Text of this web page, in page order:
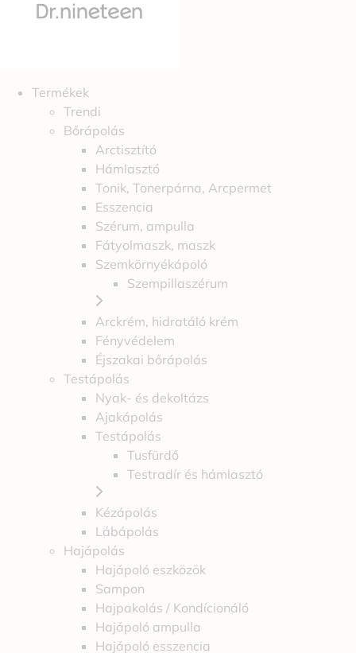
Termékek
Trendi
Bőrápolás
Arctisztító
Hámlasztó
Tonik, Tonerpárna, Arcpermet
Esszencia
Szérum, ampulla
Fátyolmaszk, maszk
Szemkörnyékápoló
Szempillaszérum
Arckrém, hidratáló krém
Fényvédelem
Éjszakai bőrápolás
Testápolás
Nyak- és dekoltázs
Ajakápolás
Testápolás
Tusfürdő
Testradír és hámlasztó
Kézápolás
Lábápolás
Hajápolás
Hajápoló eszközök
Sampon
Hajpakolás / Kondícionáló
Hajápoló ampulla
Hajápoló esszencia